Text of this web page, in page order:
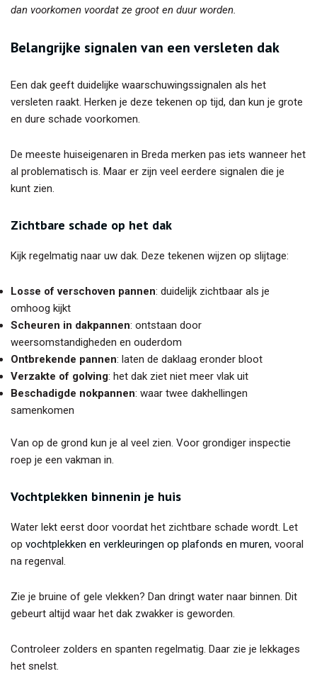
dan voorkomen voordat ze groot en duur worden.
Belangrijke signalen van een versleten dak
Een dak geeft duidelijke waarschuwingssignalen als het
versleten raakt. Herken je deze tekenen op tijd, dan kun je grote
en dure schade voorkomen.
De meeste huiseigenaren in Breda merken pas iets wanneer het
al problematisch is. Maar er zijn veel eerdere signalen die je
kunt zien.
Zichtbare schade op het dak
Kijk regelmatig naar uw dak. Deze tekenen wijzen op slijtage:
Losse of verschoven pannen: duidelijk zichtbaar als je
omhoog kijkt
Scheuren in dakpannen: ontstaan door
weersomstandigheden en ouderdom
Ontbrekende pannen: laten de daklaag eronder bloot
Verzakte of golving: het dak ziet niet meer vlak uit
Beschadigde nokpannen: waar twee dakhellingen
samenkomen
Van op de grond kun je al veel zien. Voor grondiger inspectie
roep je een vakman in.
Vochtplekken binnenin je huis
Water lekt eerst door voordat het zichtbare schade wordt. Let
op vochtplekken en verkleuringen op plafonds en muren, vooral
na regenval.
Zie je bruine of gele vlekken? Dan dringt water naar binnen. Dit
gebeurt altijd waar het dak zwakker is geworden.
Controleer zolders en spanten regelmatig. Daar zie je lekkages
het snelst.